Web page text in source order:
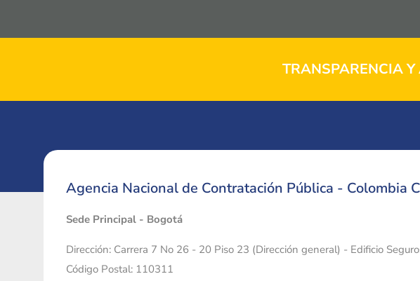
TRANSPARENCIA
Agencia Nacional de Contratación Pública - Colombia
Sede Principal - Bogotá
Dirección: Carrera 7 No 26 - 20 Piso 23 (Dirección general) - Edificio
Código Postal: 110311